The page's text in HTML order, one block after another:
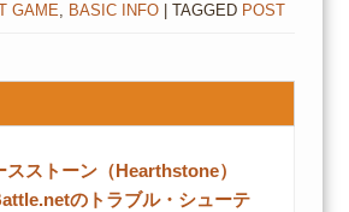
GAME, BASIC INFO | TAGGED POST
スストーン（Hearthstone）
のトラブル・シューテ